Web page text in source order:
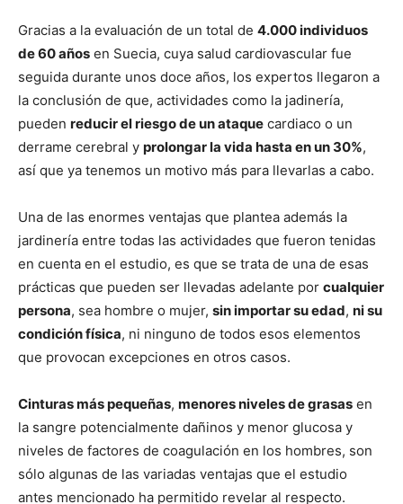
Gracias a la evaluación de un total de 4.000 individuos
de 60 años en Suecia, cuya salud cardiovascular fue
seguida durante unos doce años, los expertos llegaron a
la conclusión de que, actividades como la jadinería,
pueden reducir el riesgo de un ataque cardiaco o un
derrame cerebral y prolongar la vida hasta en un 30%,
así que ya tenemos un motivo más para llevarlas a cabo.
Una de las enormes ventajas que plantea además la
jardinería entre todas las actividades que fueron tenidas
en cuenta en el estudio, es que se trata de una de esas
prácticas que pueden ser llevadas adelante por cualquier
persona, sea hombre o mujer, sin importar su edad, ni su
condición física, ni ninguno de todos esos elementos
que provocan excepciones en otros casos.
Cinturas más pequeñas, menores niveles de grasas en
la sangre potencialmente dañinos y menor glucosa y
niveles de factores de coagulación en los hombres, son
sólo algunas de las variadas ventajas que el estudio
antes mencionado ha permitido revelar al respecto.